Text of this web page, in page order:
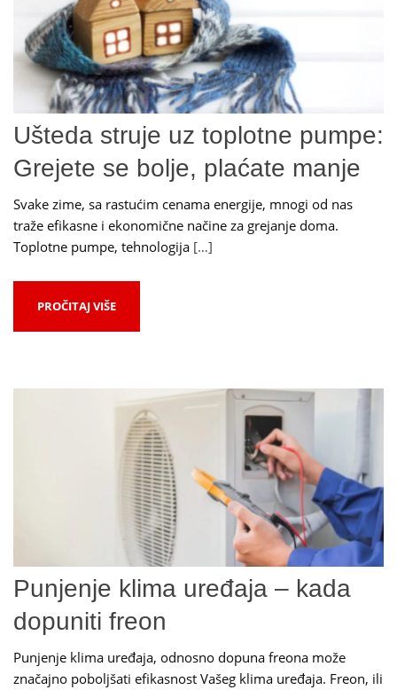
Ušteda struje uz toplotne pumpe:
Grejete se bolje, plaćate manje
Svake zime, sa rastućim cenama energije, mnogi od nas
traže efikasne i ekonomične načine za grejanje doma.
Toplotne pumpe, tehnologija […]
PROČITAJ VIŠE
Punjenje klima uređaja – kada
dopuniti freon
Punjenje klima uređaja, odnosno dopuna freona može
značajno poboljšati efikasnost Vašeg klima uređaja. Freon, ili